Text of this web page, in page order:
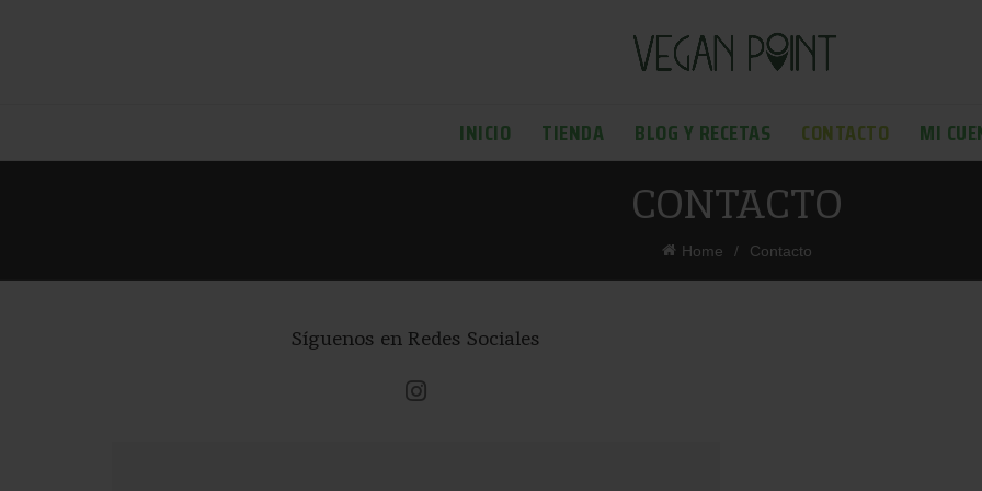
INICIO TIENDA BLOG Y RECETAS CONTACTO MI
CONTACTO
Home Contacto
Síguenos en Redes Sociales